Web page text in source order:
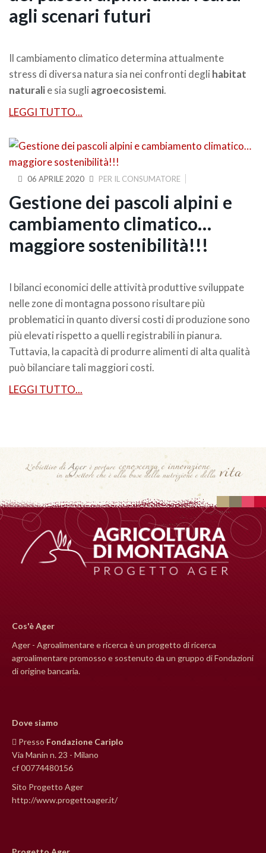
agli scenari futuri
Il cambiamento climatico determina attualmente
stress di diversa natura sia nei confronti degli habitat
naturalie sia sugli agroecosistemi.
LEGGI TUTTO...
06 APRILE 2020 PER IL CONSUMATORE
Gestione dei pascoli alpini e
cambiamento climatico…
maggiore sostenibilità!!!
I bilanci economici delle attività produttive sviluppate
nelle zone di montagna possono risultare più
problematici in quanto diversi costi di produzione sono
più elevati rispetto a quelli registrabili in pianura.
Tuttavia, la capacità di produrre alimenti di alta qualità
può bilanciare tali maggiori costi.
LEGGI TUTTO...
Cos'è Ager
Ager - Agroalimentare e ricerca è un progetto di ricerca
agroalimentare promosso e sostenuto da un gruppo di Fondazioni
di origine bancaria.
Dove siamo
Presso Fondazione Cariplo
Via Manin n. 23 - Milano
cf 00774480156
Sito Progetto Ager
http://www.progettoager.it/